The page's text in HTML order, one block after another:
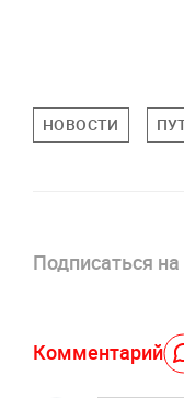
НОВОСТИ
Подписаться на
Комментарий